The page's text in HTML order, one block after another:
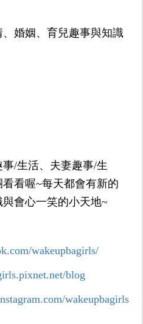
婚姻、育兒趣事與知識
/生活、夫妻趣事/生
看喔~每天都會有新的
會心一笑的小天地~
wakeupbagirls/
blog
wakeupbagirls